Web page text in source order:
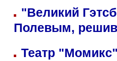
"Великий
Полевым,
Театр